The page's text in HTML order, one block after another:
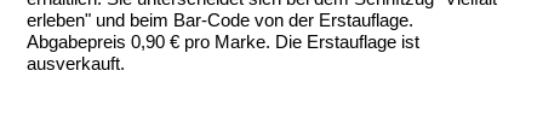
erleben" und beim Bar-Code von der Erstauflage.
Abgabepreis 0,90 € pro Marke. Die Erstauflage ist
ausverkauft.